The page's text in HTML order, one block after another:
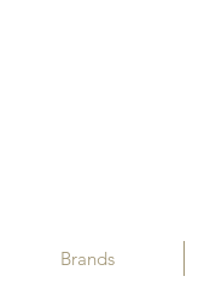
Brands